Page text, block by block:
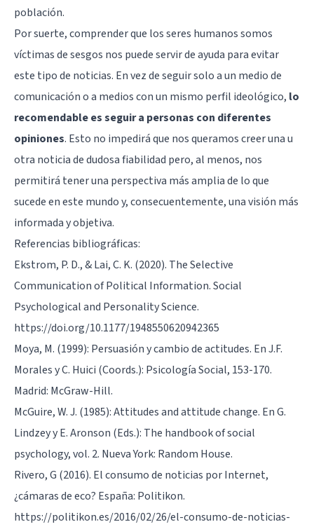
población.
Por suerte, comprender que los seres humanos somos
víctimas de sesgos nos puede servir de ayuda para evitar
este tipo de noticias. En vez de seguir solo a un medio de
comunicación o a medios con un mismo perfil ideológico, lo
recomendable es seguir a personas con diferentes
opiniones. Esto no impedirá que nos queramos creer una u
otra noticia de dudosa fiabilidad pero, al menos, nos
permitirá tener una perspectiva más amplia de lo que
sucede en este mundo y, consecuentemente, una visión más
informada y objetiva.
Referencias bibliográficas:
Ekstrom, P. D., & Lai, C. K. (2020). The Selective
Communication of Political Information. Social
Psychological and Personality Science.
https://doi.org/10.1177/1948550620942365
Moya, M. (1999): Persuasión y cambio de actitudes. En J.F.
Morales y C. Huici (Coords.): Psicología Social, 153-170.
Madrid: McGraw-Hill.
McGuire, W. J. (1985): Attitudes and attitude change. En G.
Lindzey y E. Aronson (Eds.): The handbook of social
psychology, vol. 2. Nueva York: Random House.
Rivero, G (2016). El consumo de noticias por Internet,
¿cámaras de eco? España: Politikon.
https://politikon.es/2016/02/26/el-consumo-de-noticias-